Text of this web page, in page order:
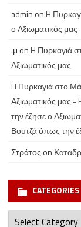
admin onH
ο Αξιωματικός μας
.μ onH Πυρκαγιά
Αξιωματικός μας
H Πυρκαγιά στο
Αξιωματικός μας
την έζησε ο
Βουτζά όπως την
Στράτοςon
CATEGORIES
Categories